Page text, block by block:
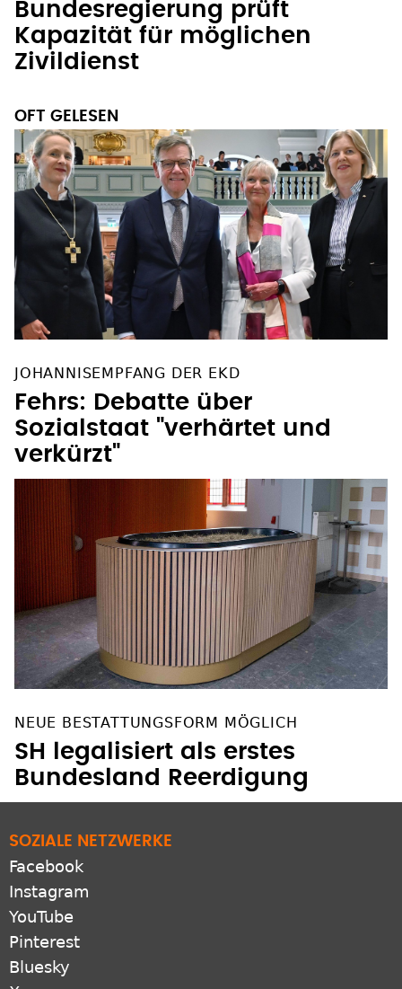
Kapazität für möglichen
Zivildienst
Fehrs: Debatte über
Sozialstaat "verhärtet und
verkürzt"
SH legalisiert als erstes
Bundesland Reerdigung
Facebook
Instagram
YouTube
Pinterest
Bluesky
X